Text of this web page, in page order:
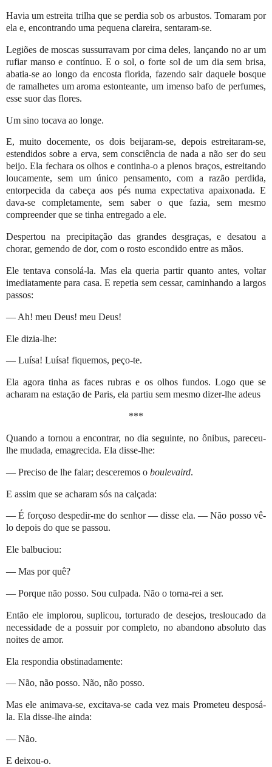
Havia um estreita trilha que se perdia sob os arbustos. Tomaram por
ela e, encontrando uma pequena clareira, sentaram-se.
Legiões de moscas sussurravam por cima deles, lançando no ar um
rufiar manso e contínuo. E o sol, o forte sol de um dia sem brisa,
abatia-se ao longo da encosta florida, fazendo sair daquele bosque
de ramalhetes um aroma estonteante, um imenso bafo de perfumes,
esse suor das flores.
Um sino tocava ao longe.
E, muito docemente, os dois beijaram-se, depois estreitaram-se,
estendidos sobre a erva, sem consciência de nada a não ser do seu
beijo. Ela fechara os olhos e continha-o a plenos braços, estreitando
loucamente, sem um único pensamento, com a razão perdida,
entorpecida da cabeça aos pés numa expectativa apaixonada. E
dava-se completamente, sem saber o que fazia, sem mesmo
compreender que se tinha entregado a ele.
Despertou na precipitação das grandes desgraças, e desatou a
chorar, gemendo de dor, com o rosto escondido entre as mãos.
Ele tentava consolá-la. Mas ela queria partir quanto antes, voltar
imediatamente para casa. E repetia sem cessar, caminhando a largos
passos:
— Ah! meu Deus! meu Deus!
Ele dizia-lhe:
— Luísa! Luísa! fiquemos, peço-te.
Ela agora tinha as faces rubras e os olhos fundos. Logo que se
acharam na estação de Paris, ela partiu sem mesmo dizer-lhe adeus
***
Quando a tornou a encontrar, no dia seguinte, no ônibus, pareceu-
lhe mudada, emagrecida. Ela disse-lhe:
— Preciso de lhe falar; desceremos o boulevaird.
E assim que se acharam sós na calçada:
— É forçoso despedir-me do senhor — disse ela. — Não posso vê-
lo depois do que se passou.
Ele balbuciou:
— Mas por quê?
— Porque não posso. Sou culpada. Não o torna-rei a ser.
Então ele implorou, suplicou, torturado de desejos, tresloucado da
necessidade de a possuir por completo, no abandono absoluto das
noites de amor.
Ela respondia obstinadamente:
— Não, não posso. Não, não posso.
Mas ele animava-se, excitava-se cada vez mais Prometeu desposá-
la. Ela disse-lhe ainda:
— Não.
E deixou-o.